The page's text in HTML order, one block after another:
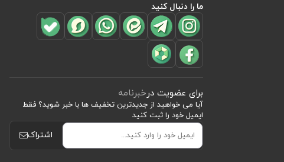
ما را دنبال کنید
برای عضویت درخبرنامه
آیا می خواهید از جدید‌ترین تخفیف‌ ها با‌ خبر شوید؟ فقط
ایمیل خود را ثبت کنید
اشتراک